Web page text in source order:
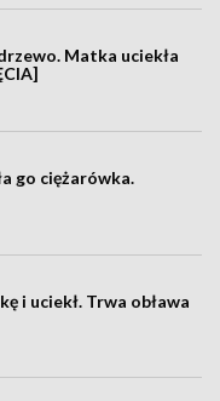
Matka uciekła
go ciężarówka.
i uciekł. Trwa obława